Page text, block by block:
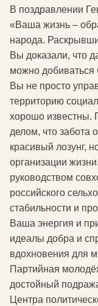
В поздравлении
«Ваша жизнь –
народа.
Вы доказали, что
можно добиваться
Вы не просто
территорию
хорошо известны.
делом, что забота
красивый лозунг,
организации
руководством
российского
стабильности и
Ваша энергия и
идеалы добра и
вдохновения для
Партийная
достойный
Центра